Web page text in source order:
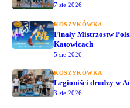
7 sie 2026
KOSZYKÓWKA
Finały Mistrzostw
Katowicach
5 sie 2026
KOSZYKÓWKA
Legioniści drudzy w
3 sie 2026